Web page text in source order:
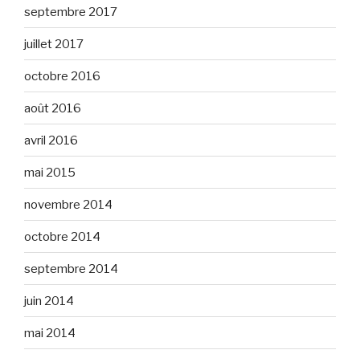
septembre 2017
juillet 2017
octobre 2016
août 2016
avril 2016
mai 2015
novembre 2014
octobre 2014
septembre 2014
juin 2014
mai 2014